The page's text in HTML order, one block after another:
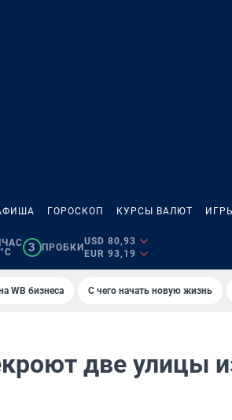
ГОРОСКОП КУРСЫ ВАЛЮТ
3 ПРОБКИ
USD 80,93
EUR 93,19
WB бизнеса С чего начать новую жизнь
две улицы